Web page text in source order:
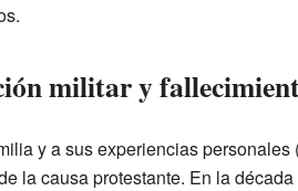
militar y
y a sus experiencias
la causa protestante. En la